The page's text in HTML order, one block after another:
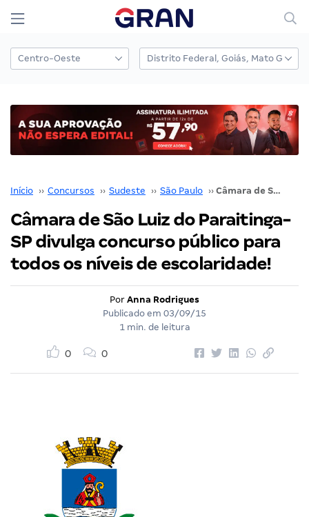
Início ›› Concursos ›› Sudeste ›› São Paulo ›› Câmara de São Luiz do Paraitinga-SP divulga concurso público para todos os níveis de escolaridade!
Câmara de São Luiz do Paraitinga-
SP divulga concurso público para
todos os níveis de escolaridade!
Por Anna Rodrigues
Publicado em 03/09/15
1 min. de leitura
0 0